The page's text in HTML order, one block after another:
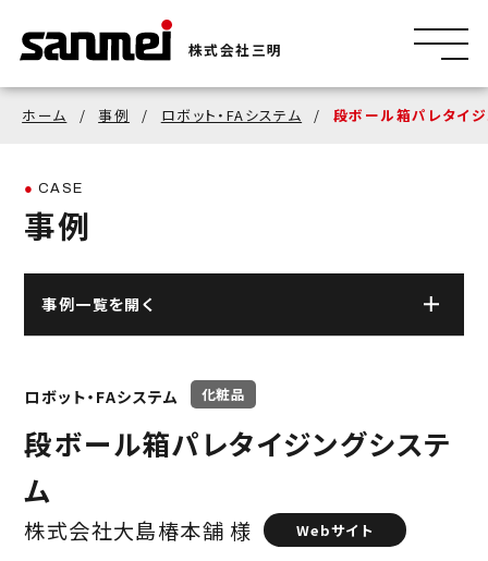
株式会社三明
ホーム 事例 ロボット・FAシステム 段ボール箱パレタイ
CASE
事例
事例一覧を開く
金属研磨自動化システム
洗浄槽ワーク搬送台車システム
ロボット・FAシステム 化粧品
段ボール箱パレタイジングシステ
ム
株式会社大島椿本舗 様 Webサイト